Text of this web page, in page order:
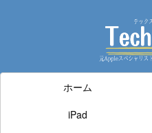
ホーム
iPad